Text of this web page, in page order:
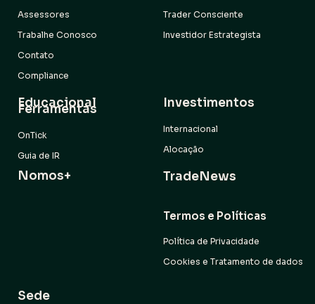
Assessores
Trabalhe Conosco
Contato
Compliance
Trader Consciente
Investidor Estrategista
Educacional Investimentos
Internacional
Alocação
Ferramentas
OnTick
Guia de IR
TradeNews
Nomos+
Termos e Políticas
Política de Privacidade
Cookies e Tratamento de dados
Sede